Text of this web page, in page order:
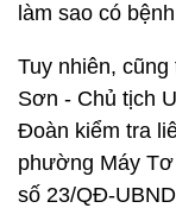
làm sao có
Tuy nhiên,
Sơn - Chủ tịch
Đoàn kiểm tra
phường Máy
số 23/QĐ-